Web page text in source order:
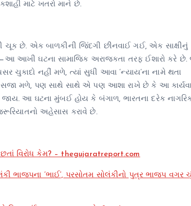
માટે ખતરો માને છે.
ચૂક છે. એક બાળકીની જિંદગી છીનવાઈ ગઈ, એક સાક્ષીનું
આખી ઘટના સામાજિક અરાજકતા તરફ ઈશારો કરે છે.
ચુકાદો નહીં મળે, ત્યાં સુધી આવા ‘ન્યાય’ના નામે થતા
મળે, પણ સાથે સાથે એ પણ આશા રાખે છે કે આ
જાય. આ ઘટના મુંબઈ હોય કે બંગાળ, ભારતના દરેક
અહેસાસ કરાવે છે.
વિરોધ કેમ? – thegujaratreport.com
ભાજપના ‘ભાઈ’, પરસોતમ સોલંકીનો પુત્ર ભાજપ વગર